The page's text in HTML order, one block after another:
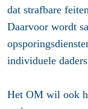
dat strafbare
Daarvoor wordt
individuele
Het OM wil ook